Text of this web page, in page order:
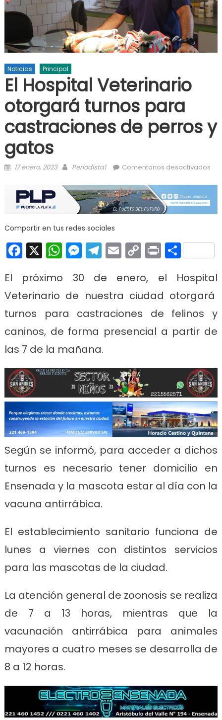
Noticias Principal
El Hospital Veterinario
otorgará turnos para
castraciones de perros y
gatos
Posted on
17 enero, 2023 Author
Periodista1 Comentarios desactivados
Compartir en tus redes sociales
Facebook
X WhatsApp
Messenger
Telegram
EmailCopy
Link
Print
El próximo 30 de enero, el Hospital
Veterinario de nuestra ciudad otorgará
turnos para castraciones de felinos y
caninos, de forma presencial a partir de
las 7 de la mañana.
Según se informó, para acceder a dichos
turnos es necesario tener domicilio en
Ensenada y la mascota estar al día con la
vacuna antirrábica.
El establecimiento sanitario funciona de
lunes a viernes con distintos servicios
para las mascotas de la ciudad.
La atención general de zoonosis se realiza
de 7 a 13 horas, mientras que la
vacunación antirrábica para animales
mayores a cuatro meses se desarrolla de
8 a 12 horas.